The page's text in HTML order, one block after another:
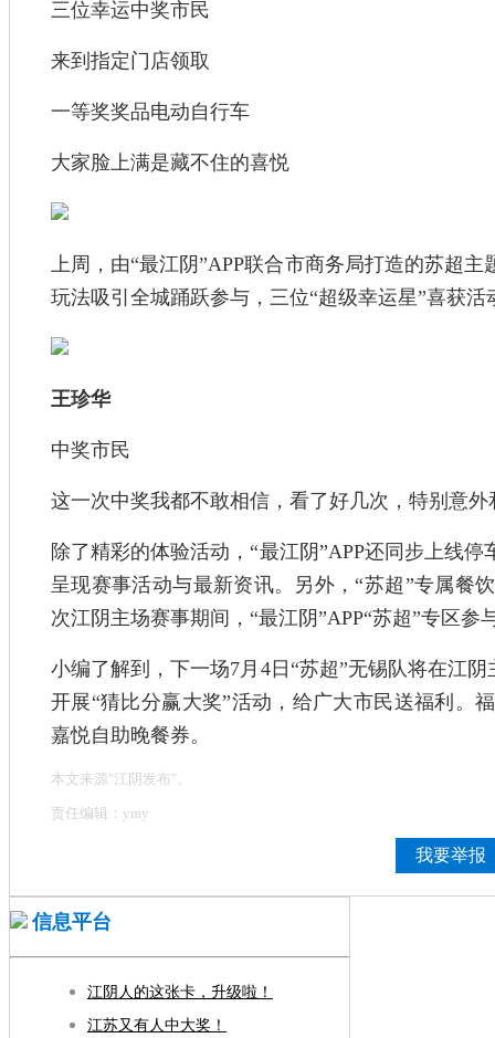
三位幸运中奖市民
来到指定门店领取
一等奖奖品电动自行车
大家脸上满是藏不住的喜悦
上周，由“最江阴”APP联合市商务局打造的苏超
玩法吸引全城踊跃参与，三位“超级幸运星”喜获
王珍华
中奖市民
这一次中奖我都不敢相信，看了好几次，特别意外
除了精彩的体验活动，“最江阴”APP还同步上线
呈现赛事活动与最新资讯。另外，“苏超”专属餐
次江阴主场赛事期间，“最江阴”APP“苏超”专区参
小编了解到，下一场7月4日“苏超”无锡队将在江
开展“猜比分赢大奖”活动，给广大市民送福利。
嘉悦自助晚餐券。
本文来源"江阴发布"。
责任编辑：ymy
我要举报
信息平台
江阴人的这张卡，升级啦！
江苏又有人中大奖！